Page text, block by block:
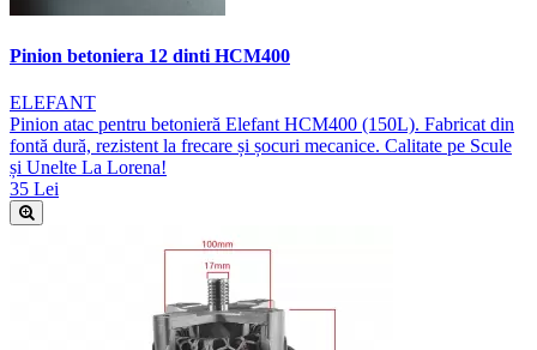
Pinion betoniera 12 dinti HCM400
ELEFANT
Pinion atac pentru betonieră Elefant HCM400 (150L). Fabricat din
fontă dură, rezistent la frecare și șocuri mecanice. Calitate pe Scule
și Unelte La Lorena!
35 Lei